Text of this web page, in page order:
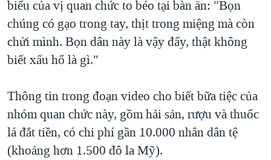
biểu của vị quan chức to béo tại bàn ăn: "Bọn
chúng có gạo trong tay, thịt trong miệng mà còn
chửi mình. Bọn dân này là vậy đấy, thật không
biết xấu hổ là gì."
Thông tin trong đoạn video cho biết bữa tiệc của
nhóm quan chức này, gồm hải sản, rượu và thuốc
lá đắt tiền, có chi phí gần 10.000 nhân dân tệ
(khoảng hơn 1.500 đô la Mỹ).